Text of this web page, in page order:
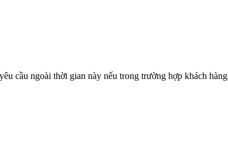
cầu ngoài thời gian này nếu trong trường hợp khách